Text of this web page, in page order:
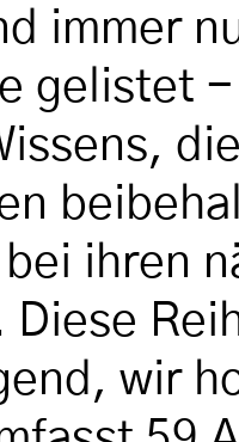
immer
gelistet
ihren
wir